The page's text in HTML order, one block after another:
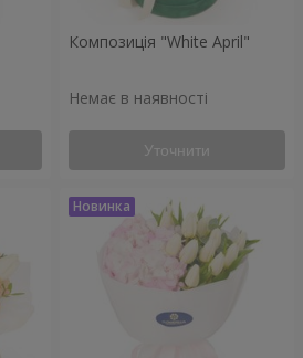
Композиція "White April"
Немає в наявності
Уточнити